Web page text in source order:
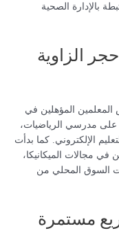
بالإدارة الصحية
الزاوية
المعلمين المؤهلين في
مدرسي الرياضيات،
الإلكتروني. كما بدأت
في مجالات الميكانيكا،
السوق المحلي من
مستمرة